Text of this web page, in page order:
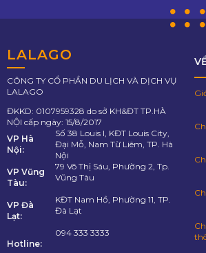
LALAGO
CÔNG TY CỔ PHẦN DU LỊCH VÀ DỊCH VỤ
LALAGO
ĐKKD: 0107959328 do sở KH&ĐT TP.HÀ
NỘI cấp ngày: 15/8/2017
VP Hà
Nội:
Số 38 Louis I, KĐT Louis City,
Đại Mỗ, Nam Từ Liêm, TP. Hà
Nội
VP Vũng
Tàu:
79 Võ Thị Sáu, Phường 2, Tp.
Vũng Tàu
VP Đà
Lạt:
KĐT Nam Hồ, Phường 11, TP.
Đà Lạt
Hotline:
094 333 3333